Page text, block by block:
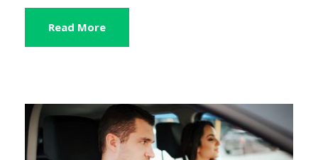
Read More